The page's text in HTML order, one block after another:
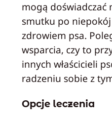
mogą doświadczać
smutku po
zdrowiem psa.
wsparcia, czy to
innych właścicieli
radzeniu sobie z
Opcje leczenia